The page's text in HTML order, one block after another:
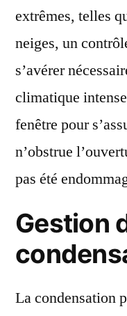
extrêmes, telles
neiges, un
s’avérer
climatique
fenêtre pour
n’obstrue
pas été
Gestion
La condensation